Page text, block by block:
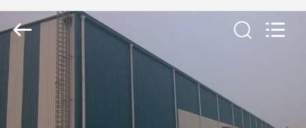
বাড়ি
পণ্য
KaFa
Fabrication
Co.,
Ltd..